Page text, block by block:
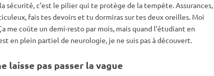
sécurité, c’est le pilier qui te protège de la tempête. Assurances,
fais tes devoirs et tu dormiras sur tes deux oreilles. Moi
me coûte un demi-resto par mois, mais quand l’étudiant en
en plein partiel de neurologie, je ne suis pas à découvert.
laisse pas passer la vague